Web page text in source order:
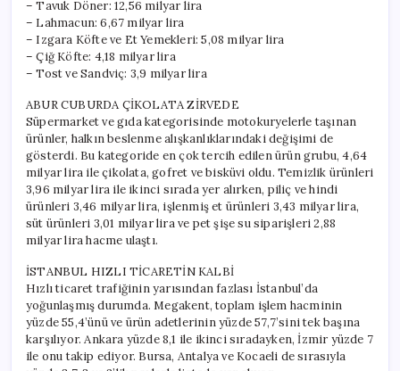
– Tavuk Döner: 12,56 milyar lira
– Lahmacun: 6,67 milyar lira
– Izgara Köfte ve Et Yemekleri: 5,08 milyar lira
– Çiğ Köfte: 4,18 milyar lira
– Tost ve Sandviç: 3,9 milyar lira
ABUR CUBURDA ÇİKOLATA ZİRVEDE
Süpermarket ve gıda kategorisinde motokuryelerle taşınan
ürünler, halkın beslenme alışkanlıklarındaki değişimi de
gösterdi. Bu kategoride en çok tercih edilen ürün grubu, 4,64
milyar lira ile çikolata, gofret ve bisküvi oldu. Temizlik ürünleri
3,96 milyar lira ile ikinci sırada yer alırken, piliç ve hindi
ürünleri 3,46 milyar lira, işlenmiş et ürünleri 3,43 milyar lira,
süt ürünleri 3,01 milyar lira ve pet şişe su siparişleri 2,88
milyar lira hacme ulaştı.
İSTANBUL HIZLI TİCARETİN KALBİ
Hızlı ticaret trafiğinin yarısından fazlası İstanbul’da
yoğunlaşmış durumda. Megakent, toplam işlem hacminin
yüzde 55,4’ünü ve ürün adetlerinin yüzde 57,7’sini tek başına
karşılıyor. Ankara yüzde 8,1 ile ikinci sıradayken, İzmir yüzde 7
ile onu takip ediyor. Bursa, Antalya ve Kocaeli de sırasıyla